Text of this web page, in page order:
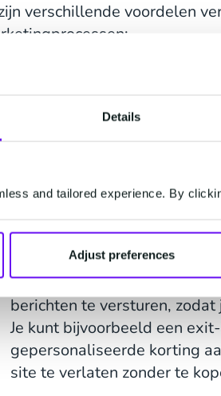
Details
and tailored experience. By
Adjust preferences
verschillende voordelen
je hoeft niet
handmatig verzenden van
om je
je live chat. Door de saaiere
kan je je concentreren op
Voldoe 24/7 aan de
uren in een werkdag, en je
op klanten of om leads en
berichten te versturen,
Je kunt bijvoorbeeld een
gepersonaliseerde korting
site te verlaten zonder te